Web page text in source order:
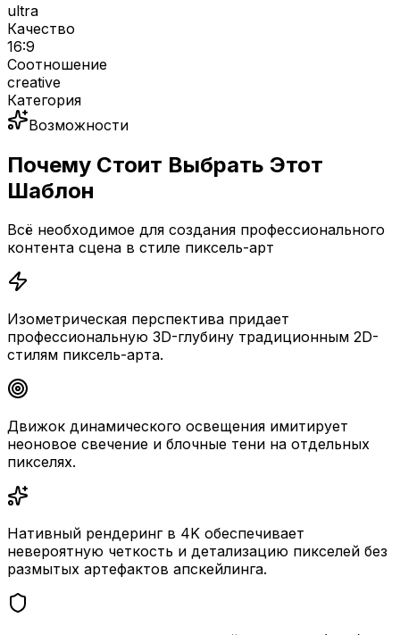
ultra
Качество
16:9
Соотношение
creative
Категория
Возможности
Почему Стоит Выбрать Этот
Шаблон
Всё необходимое для создания профессионального
контента сцена в стиле пиксель-арт
Изометрическая перспектива придает
профессиональную 3D-глубину традиционным 2D-
стилям пиксель-арта.
Движок динамического освещения имитирует
неоновое свечение и блочные тени на отдельных
пикселях.
Нативный рендеринг в 4K обеспечивает
невероятную четкость и детализацию пикселей без
размытых артефактов апскейлинга.